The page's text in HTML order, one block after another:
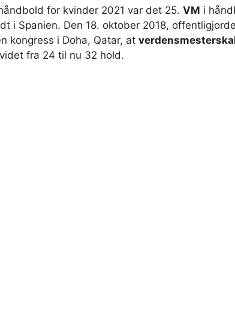
for kvinder 2021 var det 25. VM i
i Spanien. Den 18. oktober 2018,
kongress i Doha, Qatar, at
fra 24 til nu 32 hold.